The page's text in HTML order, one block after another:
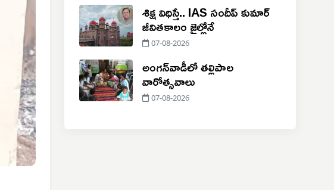
శిక్ష విధిస్తే.. IAS సందీప్‌ కుమార్‌
జీవితకాలం జైల్లోనే
07-08-2026
అంగన్‌వాడీలో తల్లిపాల
వారోత్సవాలు
07-08-2026